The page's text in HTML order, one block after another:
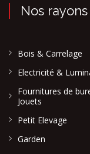
Nos rayons
Bois & Carrelage
Electricité &
Fournitures de
Jouets
Petit Elevage
Garden